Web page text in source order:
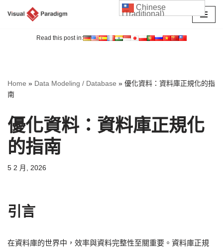
Read this post in:
Home » Data Modeling / Database » 優化資料：資料庫正規化的指
南
優化資料：資料庫正規化
的指南
5 2 月, 2026
引言
在資料庫的世界中，效率與資料完整性至關重要。資料庫正規
Chinese
(Traditional)